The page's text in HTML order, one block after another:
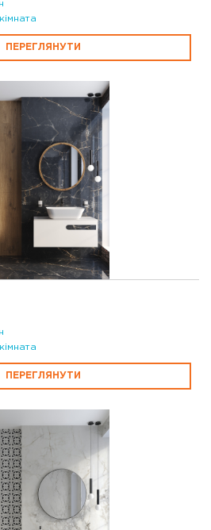
ПЕРЕГЛЯНУТИ
ПЕРЕГЛЯНУТИ